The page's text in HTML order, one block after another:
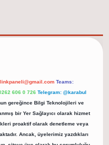
Teams:
606 0 726 Telegram: @karabul
gereğince Bilgi Teknolojileri ve
bir Yer Sağlayıcı olarak hizmet
proaktif olarak denetleme veya
Ancak, üyelerimiz yazdıkları